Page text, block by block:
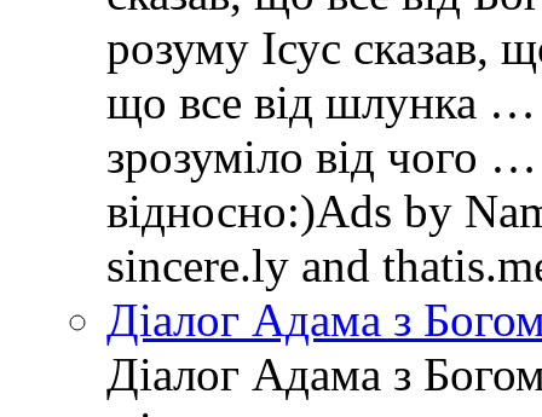
розуму Ісус сказав,
що все від шлунка
зрозуміло від чого
відносно:)Ads by
sincere.ly and
Діалог Адама з
Діалог Адама з